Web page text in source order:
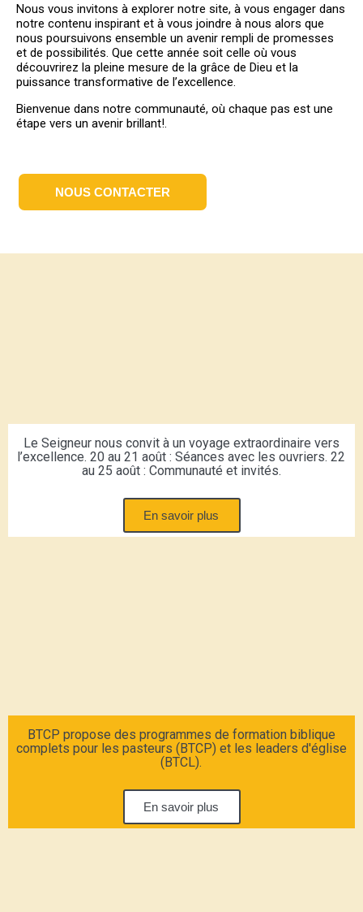
Nous vous invitons à explorer notre site, à vous engager dans
notre contenu inspirant et à vous joindre à nous alors que
nous poursuivons ensemble un avenir rempli de promesses
et de possibilités. Que cette année soit celle où vous
découvrirez la pleine mesure de la grâce de Dieu et la
puissance transformative de l’excellence.
Bienvenue dans notre communauté, où chaque pas est une
étape vers un avenir brillant!.
NOUS CONTACTER
Le Seigneur nous convit à un voyage extraordinaire vers
l’excellence. 20 au 21 août : Séances avec les ouvriers. 22
au 25 août : Communauté et invités.
En savoir plus
BTCP propose des programmes de formation biblique
complets pour les pasteurs (BTCP) et les leaders d'église
(BTCL).
En savoir plus